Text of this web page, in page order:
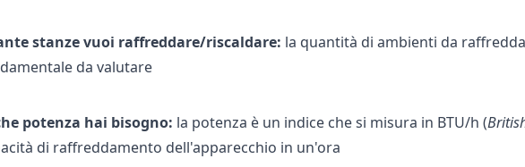
stanze vuoi raffreddare/riscaldare: la quantità di ambienti da
da valutare
potenza hai bisogno: la potenza è un indice che si misura in BTU/h (
di raffreddamento dell'apparecchio in un'ora